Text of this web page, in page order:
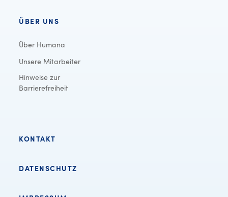
ÜBER UNS
Über Humana
Unsere Mitarbeiter
Hinweise zur
Barrierefreiheit
KONTAKT
DATENSCHUTZ